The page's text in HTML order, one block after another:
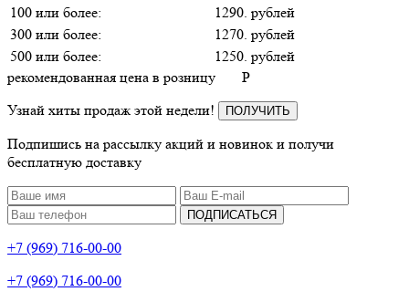
100 или более:
1290. рублей
300 или более:
1270. рублей
500 или более:
1250. рублей
рекомендованная цена в розницу
P
Узнай хиты продаж этой недели!
ПОЛУЧИТЬ
Подпишись на рассылку акций и новинок и получи
бесплатную доставку
ПОДПИСАТЬСЯ
+7 (969) 716-00-00
+7 (969) 716-00-00